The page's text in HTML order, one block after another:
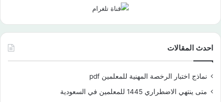
احدث المقالات
نماذج اختبار الرخصة المهنية للمعلمين pdf
متى ينتهي الاضطراري 1445 للمعلمين في السعودية